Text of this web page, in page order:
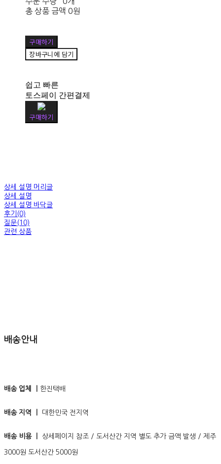
총 상품 금액 0원
구매하기
장바구니에 담기
쉽고 빠른
토스페이 간편결제
구매하기
상세 설명 머리글
상세 설명
상세 설명 바닥글
후기(0)
질문(10)
관련 상품
배송안내
배송 업체 ㅣ 한진택배
배송 지역 ㅣ 대한민국 전지역
배송 비용 ㅣ 상세페이지 참조 / 도서산간 지역 별도 추가 금액 발생 / 제주
3000원 도서산간 5000원